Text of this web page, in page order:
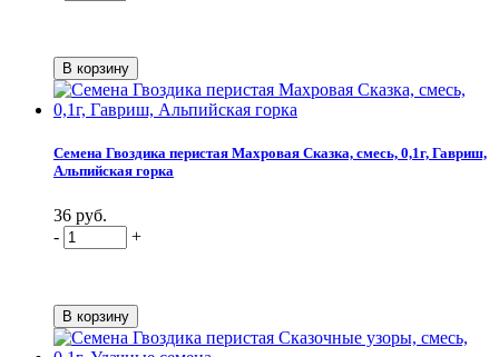
Семена Гвоздика перистая Махровая Сказка, смесь, 0,1г, Гавриш,
Альпийская горка
36 руб.
-
+